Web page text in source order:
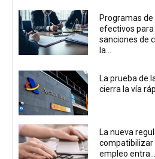
Programas
efectivos
sanciones de
la...
La prueba de
cierra la vía
La nueva
compatibilizar
empleo entra...